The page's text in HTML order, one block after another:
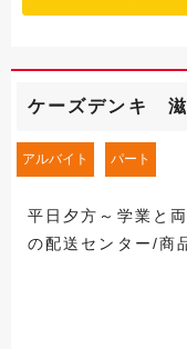
ケーズデンキ 滋
アルバイト パート
平日夕方～学業と
の配送センター/商